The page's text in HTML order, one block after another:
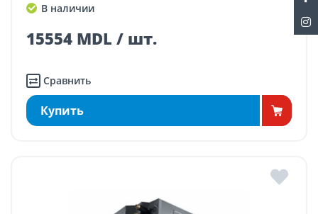
В наличии
15554 MDL / шт.
Сравнить
Купить